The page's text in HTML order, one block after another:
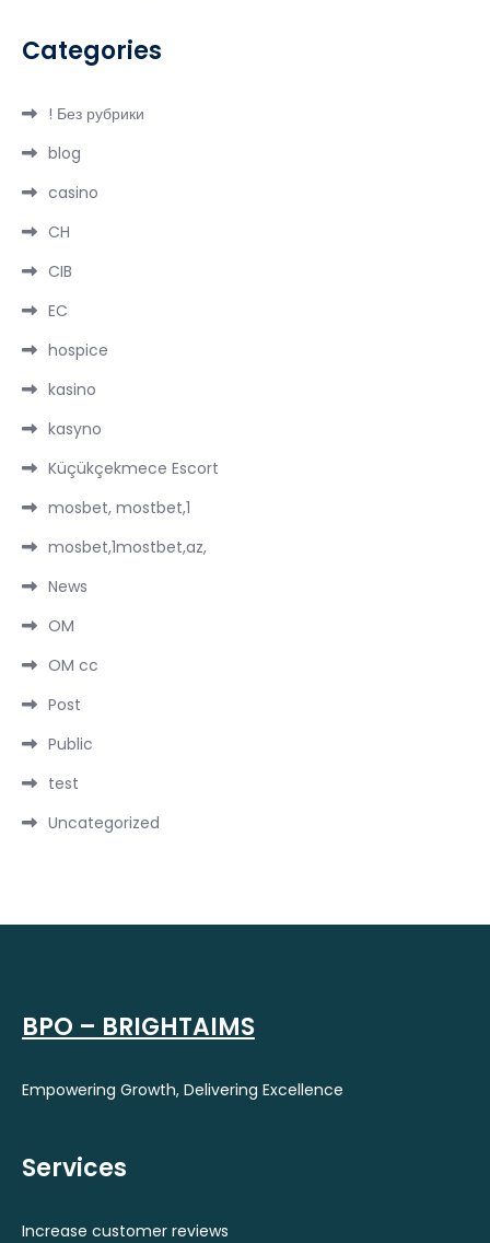
Categories
! Без рубрики
blog
casino
CH
CIB
EC
hospice
kasino
kasyno
Küçükçekmece Escort
mosbet, mostbet,1
mosbet,1mostbet,az,
News
OM
OM cc
Post
Public
test
Uncategorized
BPO – BRIGHTAIMS
Empowering Growth, Delivering Excellence
Services
Increase customer reviews